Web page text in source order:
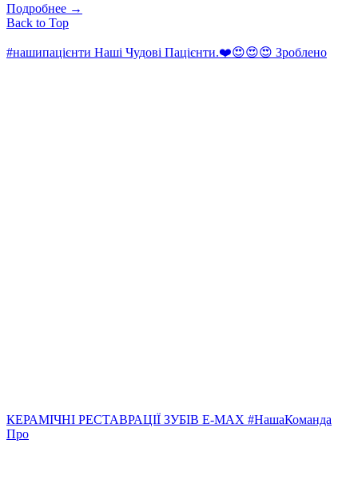
Подробнее →
Back to Top
#нашипацієнти Наші Чудові Пацієнти.❤️😍😍😍 Зроблено
КЕРАМІЧНІ РЕСТАВРАЦІЇ ЗУБІВ E-MAX #НашаКоманда
Про